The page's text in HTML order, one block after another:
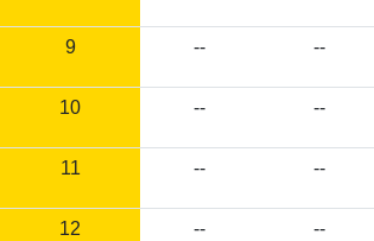
9 -- --
10 -- --
11 -- --
12 -- --